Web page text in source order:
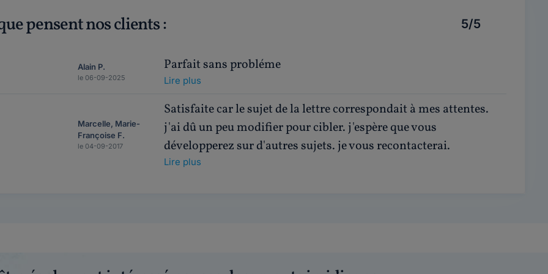
pensent nos clients : 5/5
Alain P.
le 06-09-2025
Parfait sans probléme
Lire plus
Marcelle, Marie-
Françoise F.
le 04-09-2017
Satisfaite car le sujet de la lettre correspondait à mes attentes.
j'ai dû un peu modifier pour cibler. j'espère que vous
développerez sur d'autres sujets. je vous recontacterai.
Lire plus